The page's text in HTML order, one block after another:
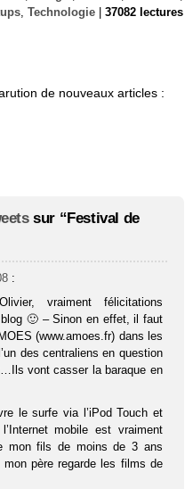
, Technologie 37082 lectures
de nouveaux articles :
sur “Festival de
:
vraiment félicitations
🙂 – Sinon en effet, il faut
(www.amoes.fr) dans les
des centraliens en question
vont casser la baraque en
le surfe via l’iPod Touch et
mobile est vraiment
mon fils de moins de 3 ans
père regarde les films de